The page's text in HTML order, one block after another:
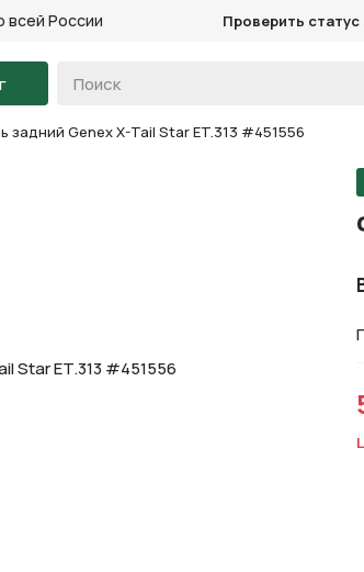
всей России Проверить статус
задний Genex X-Tail Star ET.313 #451556